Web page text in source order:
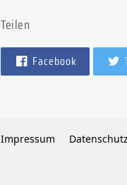
Teilen
Facebook
Impressum